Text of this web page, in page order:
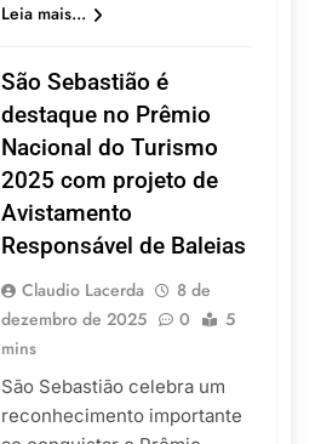
Leia mais...
São Sebastião é
destaque no Prêmio
Nacional do Turismo
2025 com projeto de
Avistamento
Responsável de Baleias
Claudio Lacerda
8 de
dezembro de 2025
0
5
mins
São Sebastião celebra um
reconhecimento importante